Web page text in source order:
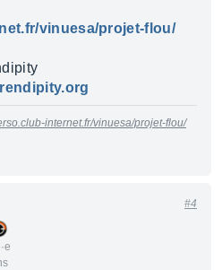
vinuesa/projet-flou/
internet.fr/vinuesa/projet-flou/
#4